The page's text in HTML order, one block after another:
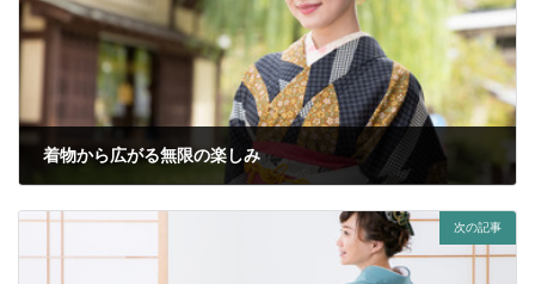
着物から広がる無限の楽しみ
次の記事